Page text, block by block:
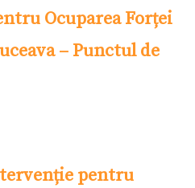
Ocuparea Forței
– Punctul de
pentru